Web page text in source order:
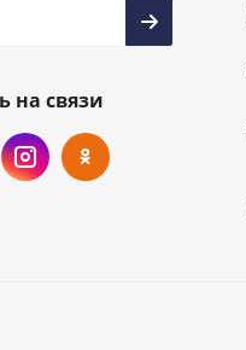
на связи